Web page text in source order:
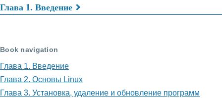
Перекрёстные
книги
для
Руководство
Глава 1. Введение
Book navigation
Глава 1. Введение
Глава 2. Основы Linux
Глава 3. Установка, удаление и обновление программ